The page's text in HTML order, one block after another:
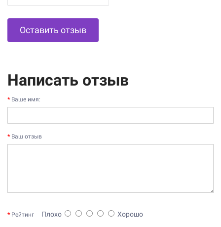
Оставить отзыв
Написать отзыв
Ваше имя:
Ваш отзыв
Рейтинг Плохо Хорошо